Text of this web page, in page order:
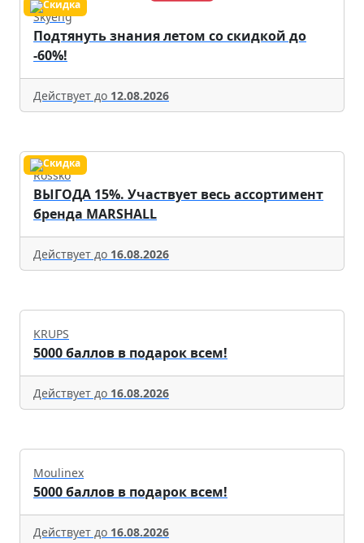
Skyeng
Подтянуть знания летом со скидкой до
-60%!
Действует до 12.08.2026
Rossko
ВЫГОДА 15%. Участвует весь ассортимент
бренда MARSHALL
Действует до 16.08.2026
KRUPS
5000 баллов в подарок всем!
Действует до 16.08.2026
Moulinex
5000 баллов в подарок всем!
Действует до 16.08.2026